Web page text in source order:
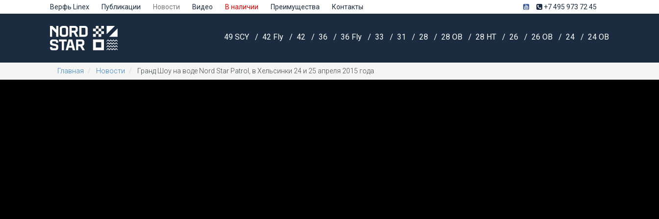
Верфь Linex Публикации Новости Видео В наличии Преимущества Контакты +7 495 973 72 45
49 SCY 42 Fly 42 36 36 Fly 33 31 28 28 OB 28 HT 26 26 OB 24 24 OB
Главная Новости Гранд Шоу на воде Nord Star Patrol, в Хельсинки 24 и 25 апреля 2015 года